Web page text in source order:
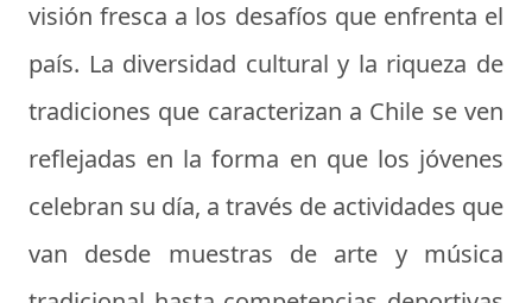
visión fresca a los desafíos que enfrenta el
país. La diversidad cultural y la riqueza de
tradiciones que caracterizan a Chile se ven
reflejadas en la forma en que los jóvenes
celebran su día, a través de actividades que
van desde muestras de arte y música